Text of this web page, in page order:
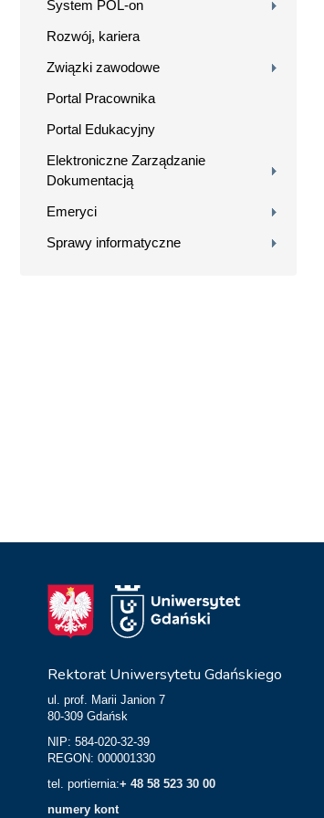
System POL-on
Rozwój, kariera
Związki zawodowe
Portal Pracownika
Portal Edukacyjny
Elektroniczne Zarządzanie
Dokumentacją
Emeryci
Sprawy informatyczne
Rektorat Uniwersytetu Gdańskiego
ul. prof. Marii Janion 7
80-309 Gdańsk
NIP: 584-020-32-39
REGON: 000001330
tel. portiernia:+ 48 58 523 30 00
numery kont